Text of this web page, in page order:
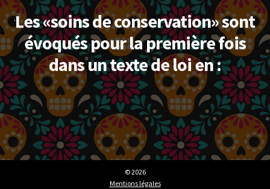
Les «soins de conservation» sont
évoqués pour la première fois
dans un texte de loi en :
© 2026
Mentions légales